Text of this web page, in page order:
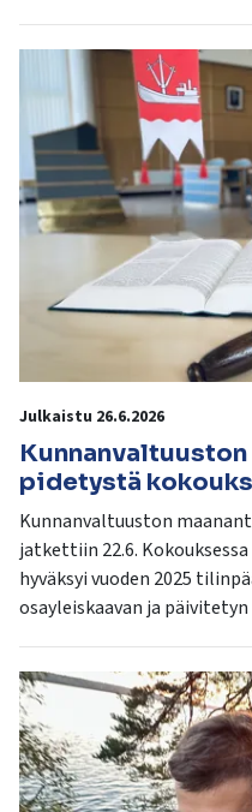
Julkaistu 26.6.2026
pidetystä
Kunnanvaltuuston
jatkettiin 22.6.
hyväksyi vuoden 2025
osayleiskaavan ja